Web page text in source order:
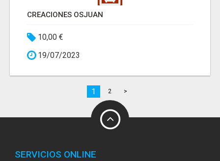
CREACIONES OSJUAN
10,00 €
19/07/2023
1 2 >
SERVICIOS ONLINE